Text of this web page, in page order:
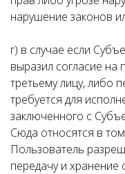
нарушение законов
г) в случае если
выразил согласие на
третьему лицу, либо
требуется для
заключенного с
Сюда относятся в
Пользователь
передачу и хранение